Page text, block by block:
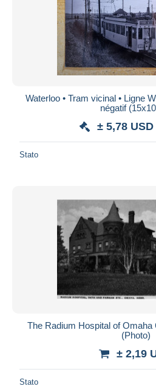
Waterloo • Tram vicinal • Ligne
négatif
± 5,78 USD
Stato
The Radium Hospital of
(Photo)
± 2,19
Stato